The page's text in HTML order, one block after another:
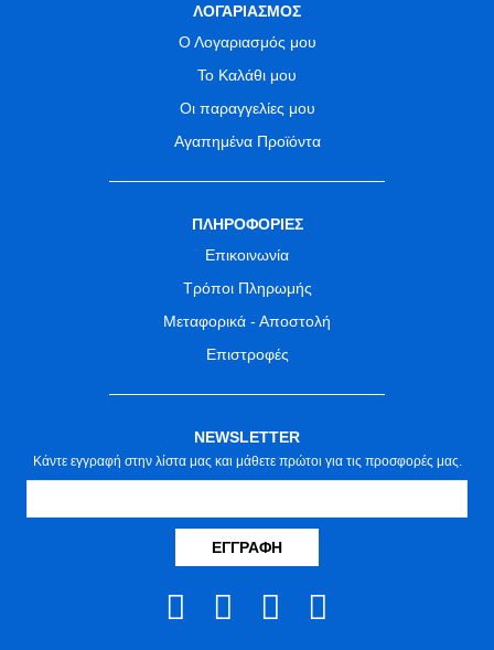
ΛΟΓΑΡΙΑΣΜΟΣ
Ο Λογαριασμός μου
Το Καλάθι μου
Οι παραγγελίες μου
Αγαπημένα Προϊόντα
ΠΛΗΡΟΦΟΡΙΕΣ
Επικοινωνία
Τρόποι Πληρωμής
Μεταφορικά - Αποστολή
Επιστροφές
NEWSLETTER
Κάντε εγγραφή στην λίστα μας και μάθετε πρώτοι για τις προσφορές μας.
ΕΓΓΡΑΦΉ